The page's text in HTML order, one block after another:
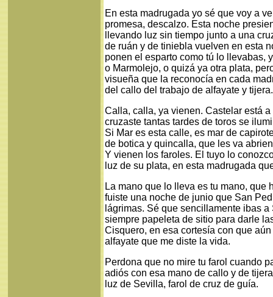
En esta madrugada yo sé que voy a
promesa, descalzo. Esta noche
llevando luz sin tiempo junto a una
de ruán y de tiniebla vuelven en esta
ponen el esparto como tú lo llevabas,
o Marmolejo, o quizá ya otra plata,
visueña que la reconocía en cada
del callo del trabajo de alfayate y tijera.
Calla, calla, ya vienen. Castelar está
cruzaste tantas tardes de toros se
Si Mar es esta calle, es mar de
de botica y quincalla, que les va
Y vienen los faroles. El tuyo lo
luz de su plata, en esta madrugada
La mano que lo lleva es tu mano, que
fuiste una noche de junio que San
lágrimas. Sé que sencillamente ibas
siempre papeleta de sitio para darle
Cisquero, en esa cortesía con que
alfayate que me diste la vida.
Perdona que no mire tu farol cuando
adiós con esa mano de callo y de
luz de Sevilla, farol de cruz de guía.